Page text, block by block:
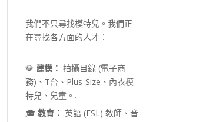
我們不只尋找模特兒。我們正
在尋找各方面的人才：
💎 建模： 拍攝目錄 (電子商
務)、T台、Plus-Size、內衣模
特兒、兒童。.
🎓教育： 英語 (ESL) 教師、音